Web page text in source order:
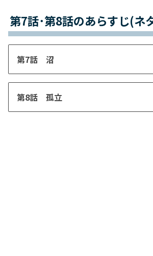
第7話･第8話のあらすじ(ネ
第7話 沼
第8話 孤立